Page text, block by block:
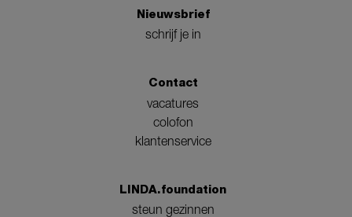
Nieuwsbrief
schrijf je in
Contact
vacatures
colofon
klantenservice
LINDA.foundation
steun gezinnen